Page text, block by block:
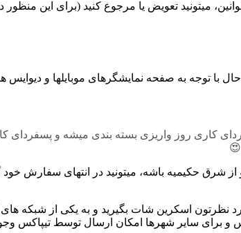
صفحه نمایشگرهای موبایلها و دیوایس های مختلف،
کاری روز واریزی بسته بندی میشه و
شرق حکیمیه باشه، میتونید در انتهای سفارش
اسکرین شات بگیرید و به یکی از شبکه های
و برای سایر شهرها امکان ارسال توسط تیپاکس